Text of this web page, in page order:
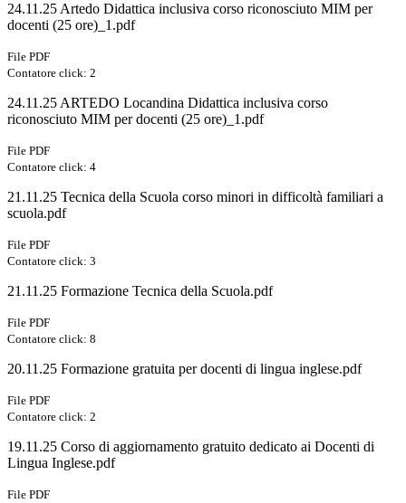
24.11.25 Artedo Didattica inclusiva corso riconosciuto MIM per
docenti (25 ore)_1.pdf
File PDF
Contatore click: 2
24.11.25 ARTEDO Locandina Didattica inclusiva corso
riconosciuto MIM per docenti (25 ore)_1.pdf
File PDF
Contatore click: 4
21.11.25 Tecnica della Scuola corso minori in difficoltà familiari a
scuola.pdf
File PDF
Contatore click: 3
21.11.25 Formazione Tecnica della Scuola.pdf
File PDF
Contatore click: 8
20.11.25 Formazione gratuita per docenti di lingua inglese.pdf
File PDF
Contatore click: 2
19.11.25 Corso di aggiornamento gratuito dedicato ai Docenti di
Lingua Inglese.pdf
File PDF